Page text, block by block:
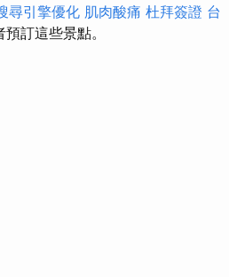
尋引擎優化 肌肉酸痛 杜拜簽證 台
訂這些景點。